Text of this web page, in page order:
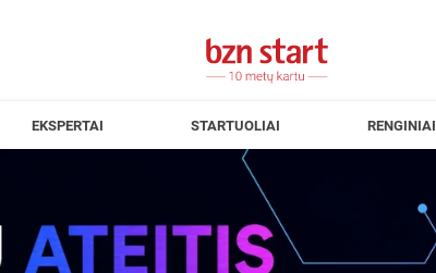
EKSPERTAI STARTUOLIAI RENGINIAI